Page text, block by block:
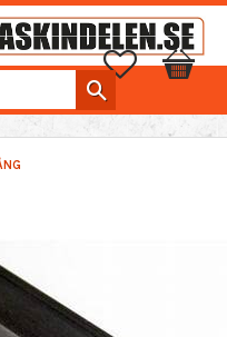
Favoriter
Kundvagn